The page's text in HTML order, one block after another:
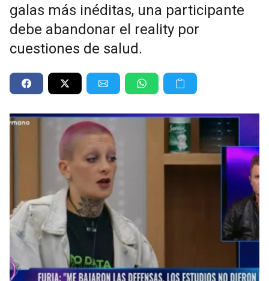
galas más inéditas, una participante
debe abandonar el reality por
cuestiones de salud.